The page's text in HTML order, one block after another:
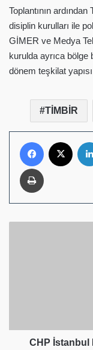
Toplantının
disiplin kurulları ile
GİMER ve Medya
kurulda ayrıca bölge
dönem teşkilat
TİMBİR
Facebook
Yazdır
CHP İstanbul